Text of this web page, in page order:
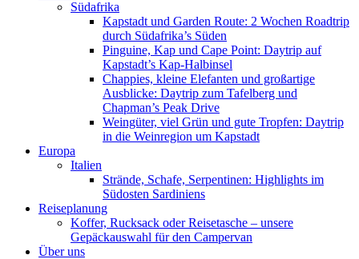
Südafrika
Kapstadt und Garden Route: 2 Wochen Roadtrip
durch Südafrika’s Süden
Pinguine, Kap und Cape Point: Daytrip auf
Kapstadt’s Kap-Halbinsel
Chappies, kleine Elefanten und großartige
Ausblicke: Daytrip zum Tafelberg und
Chapman’s Peak Drive
Weingüter, viel Grün und gute Tropfen: Daytrip
in die Weinregion um Kapstadt
Europa
Italien
Strände, Schafe, Serpentinen: Highlights im
Südosten Sardiniens
Reiseplanung
Koffer, Rucksack oder Reisetasche – unsere
Gepäckauswahl für den Campervan
Über uns